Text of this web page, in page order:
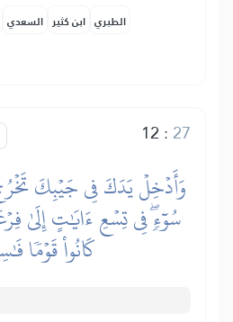
السعدي ابن كثير الطبري
12 : 27
وَأَدۡخِلۡ يَدَكَ فِي جَيۡبِكَ
سُوٓءٖۖ فِي تِسۡعِ ءَايَٰتٍ إِلَىٰ
كَانُواْ قَوۡمٗا